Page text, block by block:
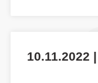
10.11.2022